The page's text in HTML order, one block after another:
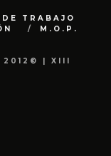
DE TRABAJO
M.O.P.
2012© | XIII